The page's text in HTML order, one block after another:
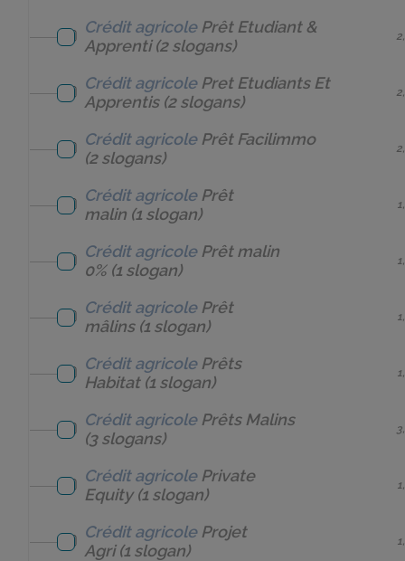
Crédit agricole Prêt Etudiant &
Apprenti(2 slogans)
Crédit agricole Pret Etudiants Et
Apprentis(2 slogans)
Crédit agricole Prêt Facilimmo
(2 slogans)
Crédit agricole Prêt
malin (1 slogan)
Crédit agricole Prêt malin
0%(1 slogan)
Crédit agricole Prêt
mâlins(1 slogan)
Crédit agricole Prêts
Habitat(1 slogan)
Crédit agricole Prêts Malins
(3 slogans)
Crédit agricole Private
Equity(1 slogan)
Crédit agricole Projet
Agri(1 slogan)